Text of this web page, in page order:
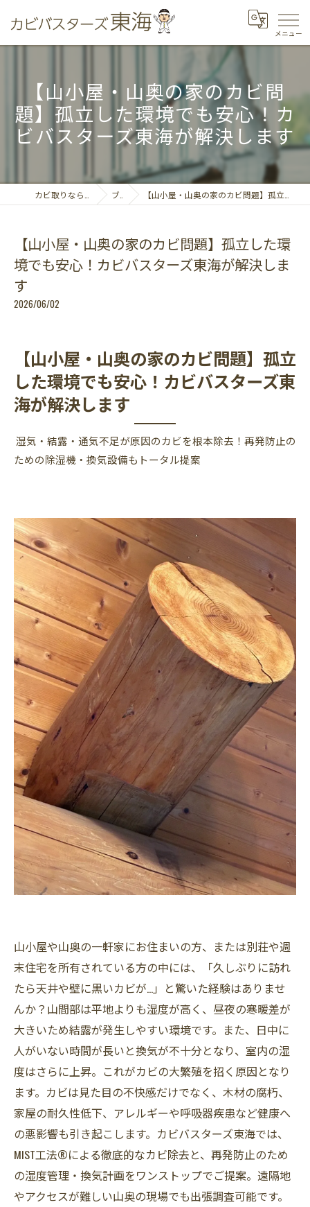
【山小屋・山奥の家のカビ問
題】孤立した環境でも安心！カ
ビバスターズ東海が解決します
ブログ 【山小屋・山奥の家のカビ問題】孤立した環境でも安心！カビバスターズ東海が解決します
【山小屋・山奥の家のカビ問題】孤立した環
境でも安心！カビバスターズ東海が解決しま
す
2026/06/02
【山小屋・山奥の家のカビ問題】孤立
した環境でも安心！カビバスターズ東
海が解決します
湿気・結露・通気不足が原因のカビを根本除去！再発防止の
ための除湿機・換気設備もトータル提案
山小屋や山奥の一軒家にお住まいの方、または別荘や週
末住宅を所有されている方の中には、「久しぶりに訪れ
たら天井や壁に黒いカビが…」と驚いた経験はありませ
んか？山間部は平地よりも湿度が高く、昼夜の寒暖差が
大きいため結露が発生しやすい環境です。また、日中に
人がいない時間が長いと換気が不十分となり、室内の湿
度はさらに上昇。これがカビの大繁殖を招く原因となり
ます。カビは見た目の不快感だけでなく、木材の腐朽、
家屋の耐久性低下、アレルギーや呼吸器疾患など健康へ
の悪影響も引き起こします。カビバスターズ東海では、
MIST工法®による徹底的なカビ除去と、再発防止のため
の湿度管理・換気計画をワンストップでご提案。遠隔地
やアクセスが難しい山奥の現場でも出張調査可能です。